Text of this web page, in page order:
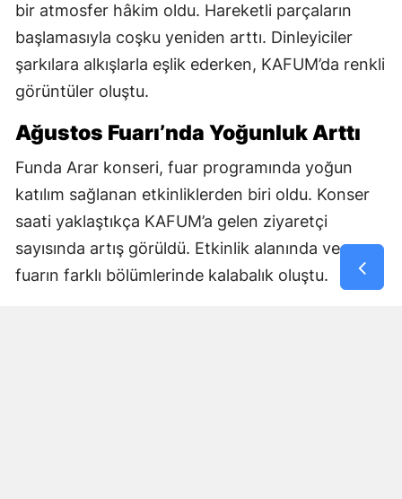
bir atmosfer hâkim oldu. Hareketli parçaların
başlamasıyla coşku yeniden arttı. Dinleyiciler
şarkılara alkışlarla eşlik ederken, KAFUM’da renkli
görüntüler oluştu.
Ağustos Fuarı’nda Yoğunluk Arttı
Funda Arar konseri, fuar programında yoğun
katılım sağlanan etkinliklerden biri oldu. Konser
saati yaklaştıkça KAFUM’a gelen ziyaretçi
sayısında artış görüldü. Etkinlik alanında ve
fuarın farklı bölümlerinde kalabalık oluştu.